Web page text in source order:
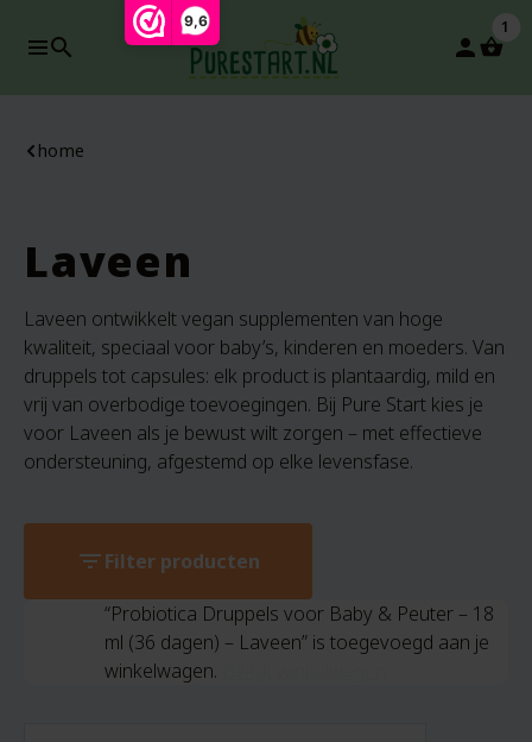
9,6
search person
1
home
Laveen
Laveen ontwikkelt vegan supplementen van hoge
kwaliteit, speciaal voor baby’s, kinderen en moeders. Van
druppels tot capsules: elk product is plantaardig, mild en
vrij van overbodige toevoegingen. Bij Pure Start kies je
voor Laveen als je bewust wilt zorgen – met effectieve
ondersteuning, afgestemd op elke levensfase.
filter_listFilter producten
“Probiotica Druppels voor Baby & Peuter – 18
ml (36 dagen) – Laveen” is toegevoegd aan je
winkelwagen.